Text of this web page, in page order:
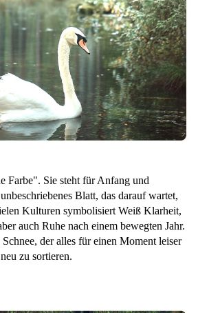
Farbe". Sie steht für Anfang und
Blatt, das darauf wartet,
Kulturen symbolisiert Weiß Klarheit,
auch Ruhe nach einem bewegten Jahr.
der alles für einen Moment leiser
zu sortieren.